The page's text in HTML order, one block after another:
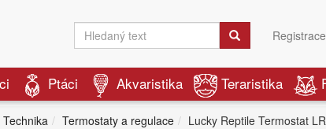
Registrace
Ptáci Akvaristika Teraristika
Technika Termostaty a regulace Lucky Reptile Termostat